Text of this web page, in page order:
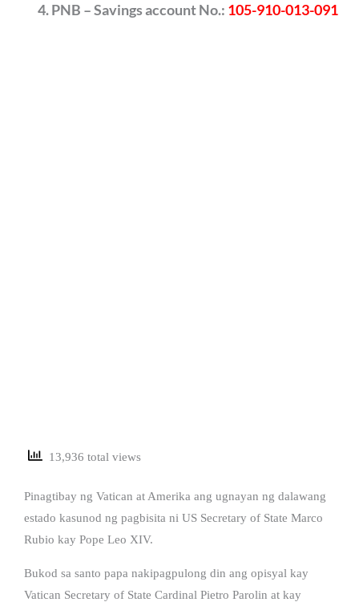
PNB – Savings account No.: 105-910-013-091
13,936 total views
Pinagtibay ng Vatican at Amerika ang ugnayan ng dalawang
estado kasunod ng pagbisita ni US Secretary of State Marco
Rubio kay Pope Leo XIV.
Bukod sa santo papa nakipagpulong din ang opisyal kay
Vatican Secretary of State Cardinal Pietro Parolin at kay